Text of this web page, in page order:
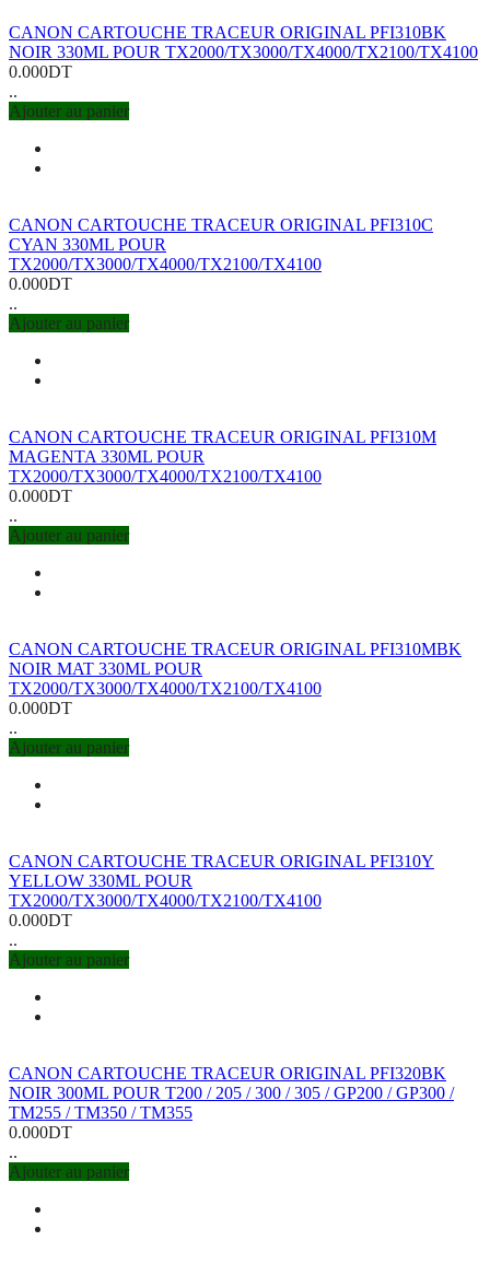
CANON CARTOUCHE TRACEUR ORIGINAL PFI310BK
NOIR 330ML POUR TX2000/TX3000/TX4000/TX2100/TX4100
0.000DT
..
Ajouter au panier
CANON CARTOUCHE TRACEUR ORIGINAL PFI310C
CYAN 330ML POUR
TX2000/TX3000/TX4000/TX2100/TX4100
0.000DT
..
Ajouter au panier
CANON CARTOUCHE TRACEUR ORIGINAL PFI310M
MAGENTA 330ML POUR
TX2000/TX3000/TX4000/TX2100/TX4100
0.000DT
..
Ajouter au panier
CANON CARTOUCHE TRACEUR ORIGINAL PFI310MBK
NOIR MAT 330ML POUR
TX2000/TX3000/TX4000/TX2100/TX4100
0.000DT
..
Ajouter au panier
CANON CARTOUCHE TRACEUR ORIGINAL PFI310Y
YELLOW 330ML POUR
TX2000/TX3000/TX4000/TX2100/TX4100
0.000DT
..
Ajouter au panier
CANON CARTOUCHE TRACEUR ORIGINAL PFI320BK
NOIR 300ML POUR T200 / 205 / 300 / 305 / GP200 / GP300 /
TM255 / TM350 / TM355
0.000DT
..
Ajouter au panier